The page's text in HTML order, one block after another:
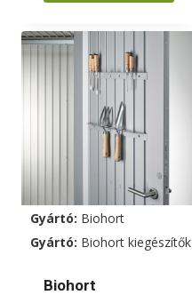
a
terméknek
variációja
változatok
a
termékoldalon
választhatók
ki
Gyártó: Biohort
Gyártó: Biohort kiegészítők
Biohort